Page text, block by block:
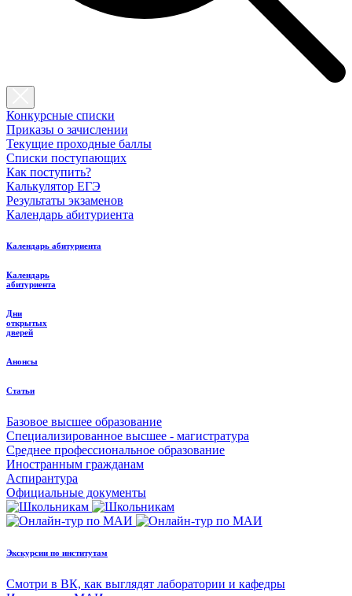
Конкурсные списки
Приказы о зачислении
Текущие проходные баллы
Списки поступающих
Как поступить?
Калькулятор ЕГЭ
Результаты экзаменов
Календарь абитуриента
Календарь абитуриента
Календарь
абитуриента
Дни
открытых
дверей
Анонсы
Статьи
Базовое высшее образование
Специализированное высшее - магистратура
Среднее профессиональное образование
Иностранным гражданам
Аспирантура
Официальные документы
Экскурсии по институтам
Смотри в ВК, как выглядят лаборатории и кафедры